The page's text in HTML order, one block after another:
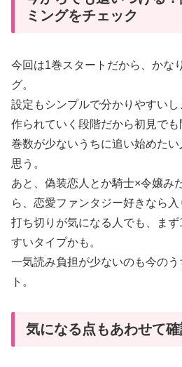
ミングをチェック
今回は1巻スタートだから、かな
グ。
設定もシンプルで分かりやすい
作られていく段階だから初見でも
巻数が少ないうちに追い始めた
思う。
あと、偽装恋人とか騎士×令嬢み
ら、恋愛ファンタジー好きなら入
打ち切りが気になる人でも、ま
すいタイプかも。
一気読み負担が少ないのも今の
ト。
気になる点もあわせて